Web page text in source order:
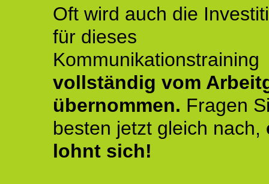
Oft wird auch die
für dieses
Kommunikationstraining
vollständig vom
übernommen. Fragen
besten jetzt gleich nach,
lohnt sich!